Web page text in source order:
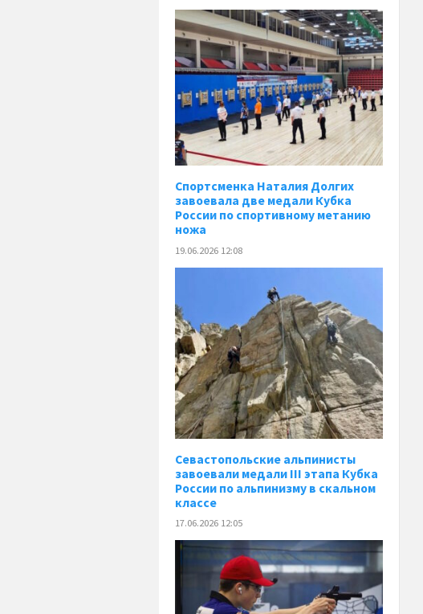
Спортсменка Наталия Долгих
завоевала две медали Кубка
России по спортивному метанию
ножа
19.06.2026 12:08
Севастопольские альпинисты
завоевали медали III этапа Кубка
России по альпинизму в скальном
классе
17.06.2026 12:05